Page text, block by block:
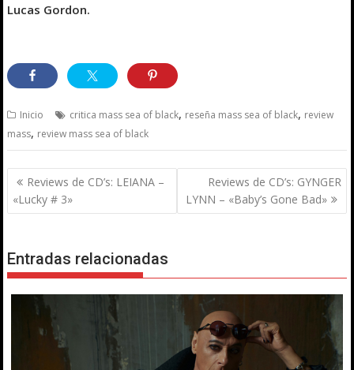
Lucas Gordon.
Inicio critica mass sea of black, reseña mass sea of black, review
mass, review mass sea of black
Navegación
de
entradas
Reviews de CD’s: LEIANA –
«Lucky # 3»
Reviews de CD’s: GYNGER
LYNN – «Baby’s Gone Bad»
Entradas relacionadas